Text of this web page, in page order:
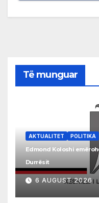
Të munguar
AKTUALITET POLITIKA
Edmond Koloshi
Durrësit
6 AUGUST 2026